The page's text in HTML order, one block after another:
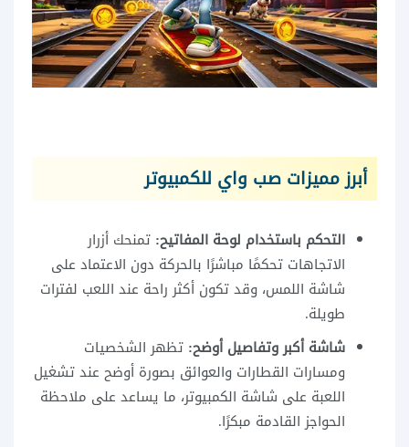
أبرز مميزات صب واي للكمبيوتر
التحكم باستخدام لوحة المفاتيح: تمنحك أزرار
الاتجاهات تحكمًا مباشرًا بالحركة دون الاعتماد على
شاشة اللمس، وقد تكون أكثر راحة عند اللعب لفترات
طويلة.
شاشة أكبر وتفاصيل أوضح: تظهر الشخصيات
ومسارات القطارات والعوائق بصورة أوضح عند تشغيل
اللعبة على شاشة الكمبيوتر، ما يساعد على ملاحظة
الحواجز القادمة مبكرًا.